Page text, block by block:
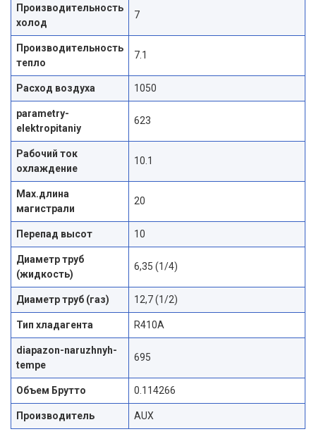
Производительность
холод
7
Производительность
тепло
7.1
Расход воздуха 1050
parametry-
elektropitaniy
623
Рабочий ток
охлаждение
10.1
Max.длина
магистрали
20
Перепад высот 10
Диаметр труб
(жидкость)
6,35 (1/4)
Диаметр труб (газ) 12,7 (1/2)
Тип хладагента R410A
diapazon-naruzhnyh-
tempe
695
Объем Брутто 0.114266
Производитель AUX